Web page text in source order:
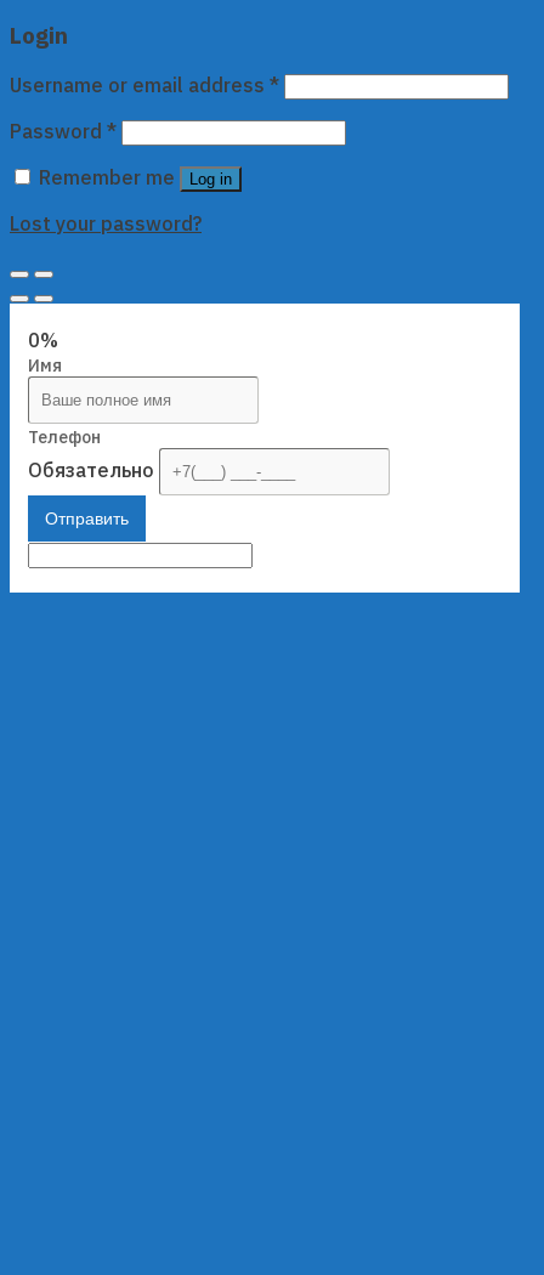
Login
Username or email address *
Password *
Remember me
Log in
Lost your password?
0%
Имя
Телефон
Обязательно
Отправить